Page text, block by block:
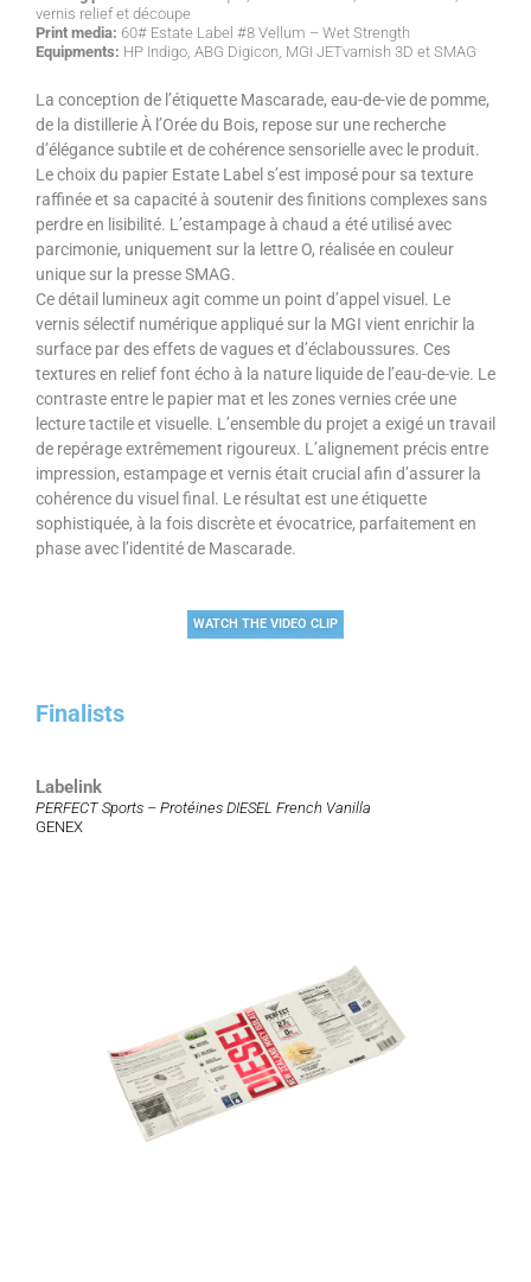
vernis relief et découpe
Print media: 60# Estate Label #8 Vellum – Wet Strength
Equipments: HP Indigo, ABG Digicon, MGI JETvarnish 3D et SMAG
La conception de l’étiquette Mascarade, eau-de-vie de pomme,
de la distillerie À l’Orée du Bois, repose sur une recherche
d’élégance subtile et de cohérence sensorielle avec le produit.
Le choix du papier Estate Label s’est imposé pour sa texture
raffinée et sa capacité à soutenir des finitions complexes sans
perdre en lisibilité. L’estampage à chaud a été utilisé avec
parcimonie, uniquement sur la lettre O, réalisée en couleur
unique sur la presse SMAG.
Ce détail lumineux agit comme un point d’appel visuel. Le
vernis sélectif numérique appliqué sur la MGI vient enrichir la
surface par des effets de vagues et d’éclaboussures. Ces
textures en relief font écho à la nature liquide de l’eau-de-vie. Le
contraste entre le papier mat et les zones vernies crée une
lecture tactile et visuelle. L’ensemble du projet a exigé un travail
de repérage extrêmement rigoureux. L’alignement précis entre
impression, estampage et vernis était crucial afin d’assurer la
cohérence du visuel final. Le résultat est une étiquette
sophistiquée, à la fois discrète et évocatrice, parfaitement en
phase avec l’identité de Mascarade.
WATCH THE VIDEO CLIP
Finalists
Labelink
PERFECT Sports – Protéines DIESEL French Vanilla
GENEX